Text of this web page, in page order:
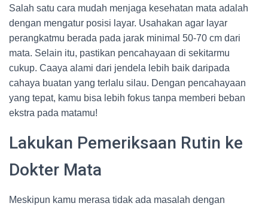
Salah satu cara mudah menjaga kesehatan mata adalah
dengan mengatur posisi layar. Usahakan agar layar
perangkatmu berada pada jarak minimal 50-70 cm dari
mata. Selain itu, pastikan pencahayaan di sekitarmu
cukup. Caaya alami dari jendela lebih baik daripada
cahaya buatan yang terlalu silau. Dengan pencahayaan
yang tepat, kamu bisa lebih fokus tanpa memberi beban
ekstra pada matamu!
Lakukan Pemeriksaan Rutin ke
Dokter Mata
Meskipun kamu merasa tidak ada masalah dengan